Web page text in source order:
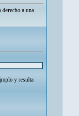
derecho a una
y resulta